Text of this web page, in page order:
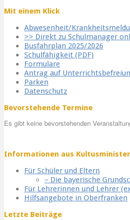
Mit einem Klick
Abwesenheit/
>> Direkt zu Schulmanager
Busfahrplan 2025/2026
Schulfähigkeit (PDF)
Formulare
Antrag auf
Parken
Datenschutz
Bevorstehende Termine
Es gibt keine bevorstehenden
Informationen aus
Für Schüler und Eltern
– Die bayerische
Für Lehrerinnen und Lehrer
Hilfsangebote in Oberfranken
Letzte Beiträge